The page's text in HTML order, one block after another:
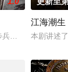
上的喜欢。”那个
婚不结了。鹿
学院联合举办的
江海潮生
本剧讲述